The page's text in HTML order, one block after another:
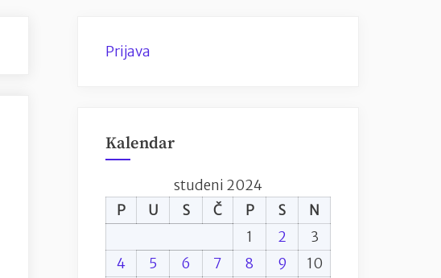
Prijava
Kalendar
studeni 2024
P
U S Č P S
N
1
2
3
4
5 6 7 8 9
10